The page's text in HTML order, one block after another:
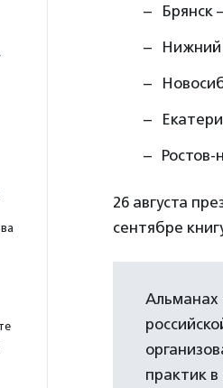
Брянск
Нижний
26 августа
сентябре
Альманах
практик